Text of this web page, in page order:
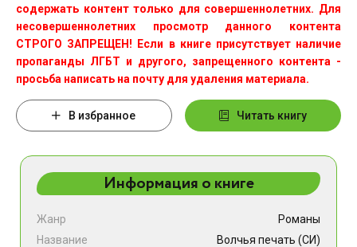
содержать контент только для совершеннолетних. Для
несовершеннолетних просмотр данного контента
СТРОГО ЗАПРЕЩЕН! Если в книге присутствует наличие
пропаганды ЛГБТ и другого, запрещенного контента -
просьба написать на почту для удаления материала.
В избранное Читать книгу
Информация о книге
Жанр
Романы
Название
Волчья печать (СИ)